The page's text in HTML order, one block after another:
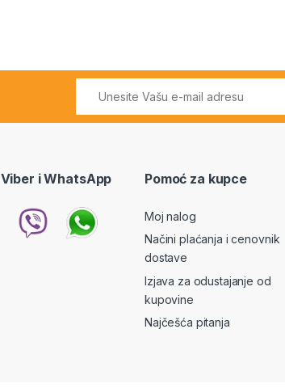
Viber i WhatsApp Pomoć za kupce
Moj nalog
Načini plaćanja i cenovnik
dostave
Izjava za odustajanje od
kupovine
Najčešća pitanja